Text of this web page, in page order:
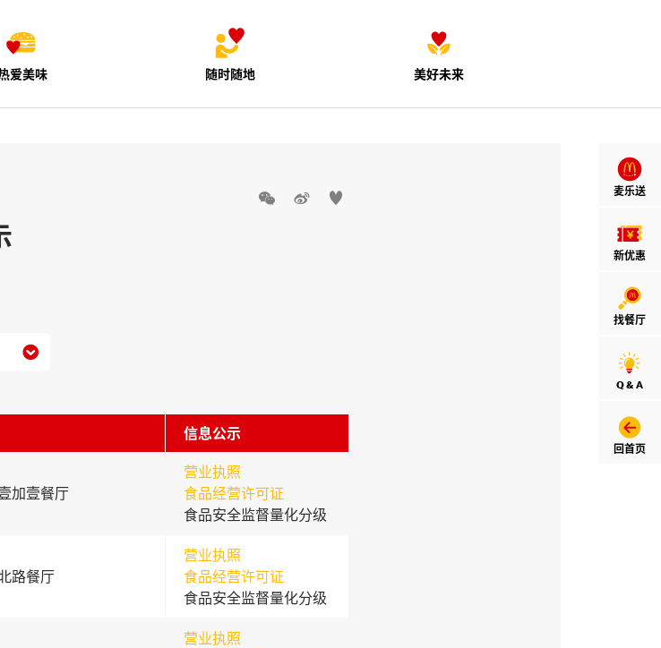
爱美味 随时随地 美好未来
麦乐送
新优惠
找餐厅
Q & A
回首页
  

信息公示
加壹餐厅
营业执照
食品经营许可证
食品安全监督量化分级
路餐厅
营业执照
食品经营许可证
食品安全监督量化分级
营业执照